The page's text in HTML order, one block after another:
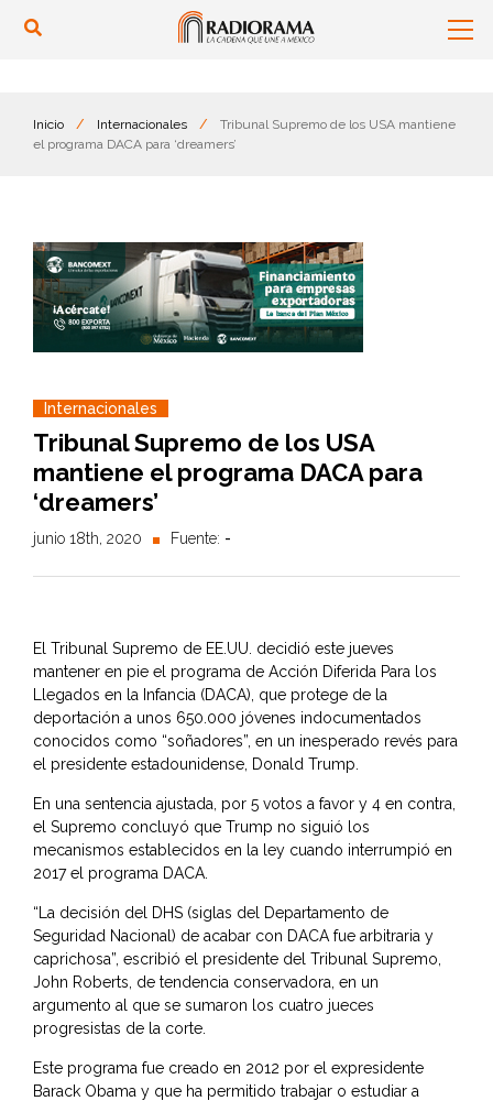
Inicio / Internacionales /
Tribunal Supremo de los USA mantiene
el programa DACA para ‘dreamers’
Internacionales
Tribunal Supremo de los USA
mantiene el programa DACA para
‘dreamers’
junio 18th, 2020 Fuente: -
El Tribunal Supremo de EE.UU. decidió este jueves
mantener en pie el programa de Acción Diferida Para los
Llegados en la Infancia (DACA), que protege de la
deportación a unos 650.000 jóvenes indocumentados
conocidos como “soñadores”, en un inesperado revés para
el presidente estadounidense, Donald Trump.
En una sentencia ajustada, por 5 votos a favor y 4 en contra,
el Supremo concluyó que Trump no siguió los
mecanismos establecidos en la ley cuando interrumpió en
2017 el programa DACA.
“La decisión del DHS (siglas del Departamento de
Seguridad Nacional) de acabar con DACA fue arbitraria y
caprichosa”, escribió el presidente del Tribunal Supremo,
John Roberts, de tendencia conservadora, en un
argumento al que se sumaron los cuatro jueces
progresistas de la corte.
Este programa fue creado en 2012 por el expresidente
Barack Obama y que ha permitido trabajar o estudiar a